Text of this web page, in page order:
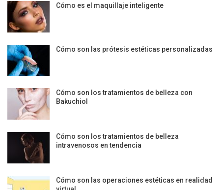
Cómo es el maquillaje inteligente
Cómo son las prótesis estéticas personalizadas
Cómo son los tratamientos de belleza con
Bakuchiol
Cómo son los tratamientos de belleza
intravenosos en tendencia
Cómo son las operaciones estéticas en realidad